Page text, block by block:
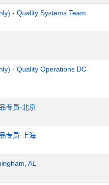
- Quality Systems Team
- Quality Operations DC
专员-北京
专员-上海
AL